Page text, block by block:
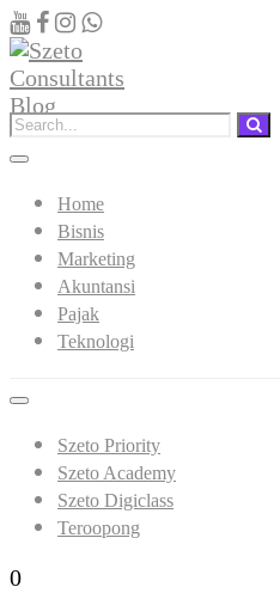
Home
Bisnis
Marketing
Akuntansi
Pajak
Teknologi
Szeto Priority
Szeto Academy
Szeto Digiclass
Teroopong
0